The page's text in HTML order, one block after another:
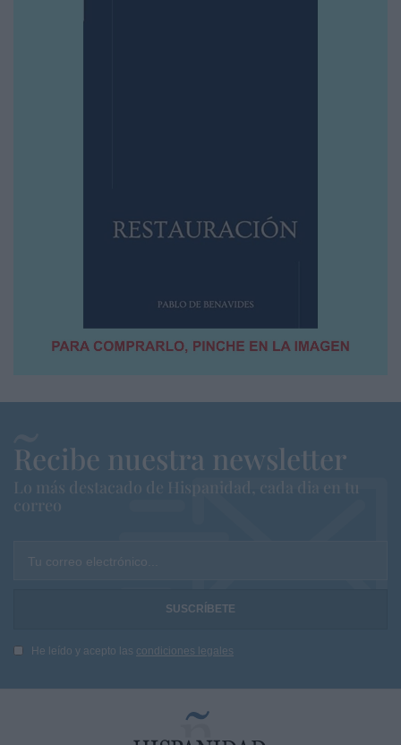
Recibe nuestra newsletter
Lo más destacado de Hispanidad, cada dia en tu
correo
Tu correo electrónico...
He leído y acepto las condiciones legales